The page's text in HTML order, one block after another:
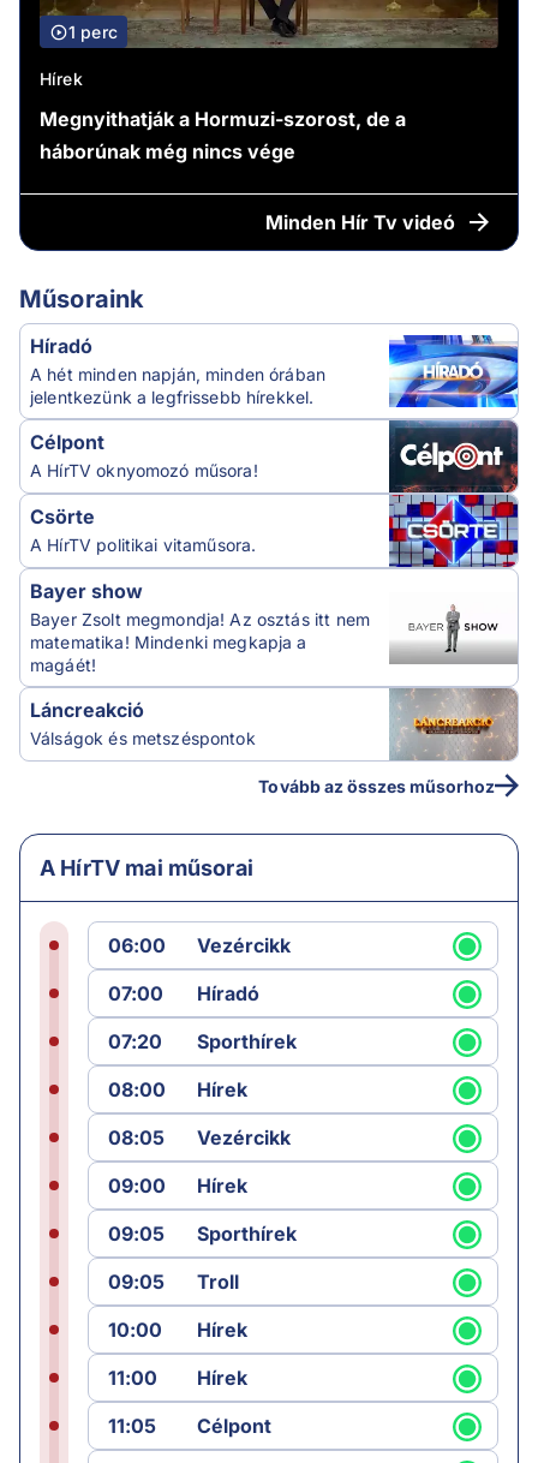
1 perc
Hírek
Megnyithatják a Hormuzi-szorost, de a
háborúnak még nincs vége
Minden Hír Tv videó
Műsoraink
Híradó
A hét minden napján, minden órában
jelentkezünk a legfrissebb hírekkel.
Célpont
A HírTV oknyomozó műsora!
Csörte
A HírTV politikai vitaműsora.
Bayer show
Bayer Zsolt megmondja! Az osztás itt nem
matematika! Mindenki megkapja a
magáét!
Láncreakció
Válságok és metszéspontok
Tovább az összes műsorhoz
A HírTV mai műsorai
06:00
Vezércikk
07:00
Híradó
07:20
Sporthírek
08:00
Hírek
08:05
Vezércikk
09:00
Hírek
09:05
Sporthírek
09:05
Troll
10:00
Hírek
11:00
Hírek
11:05
Célpont